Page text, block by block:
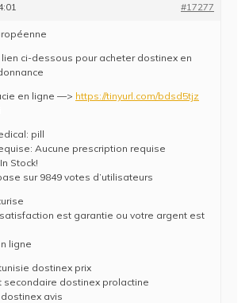
#17277
lien ci-dessous pour acheter dostinex en
en ligne —> https://tinyurl.com/bdsd5tjz
pill
Aucune prescription requise
Stock!
sur 9849 votes d’utilisateurs
est garantie ou votre argent est
ligne
dostinex prix
secondaire dostinex prolactine
avis